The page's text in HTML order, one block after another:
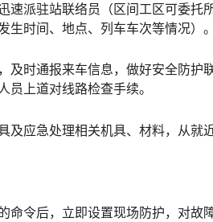
速派驻站联络员（区间工区可委托
时间、地点、列车车次等情况）。󠅅󠅃󠄵󠅂󠄪󠇖󠆨󠆨󠇕󠆞󠆒󠅬󠇘󠆭󠆘󠇙󠆝󠅵󠇗󠆭󠆁󠄐󠇗󠅹󠅸󠇖󠆍󠅳󠇖󠅹󠅰󠇖󠆌󠅹
时通报来车信息，做好安全防护
员上道对线路检查手续。󠅅󠅃󠄵󠅂󠄪󠇖󠆨󠆨󠇕󠆞󠆒󠅬󠇘󠆭󠆘󠇙󠆝󠅵󠇗󠆭󠆁󠄐󠇗󠅹󠅸󠇖󠆍󠅳󠇖󠅹󠅰󠇖󠆌󠅹
应急处理相关机具、材料，从就
命令后，立即设置现场防护，对故